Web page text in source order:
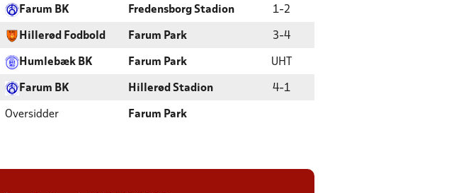
Farum BK Fredensborg Stadion 1-2
Hillerød Fodbold Farum Park 3-4
Humlebæk BK Farum Park UHT
Farum BK Hillerød Stadion 4-1
Oversidder Farum Park